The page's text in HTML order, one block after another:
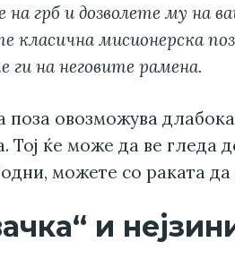
на грб и дозволете му на
класична мисионерска
ги на неговите рамена.
поза овозможува
Тој ќе може да ве гледа
можете со раката
и